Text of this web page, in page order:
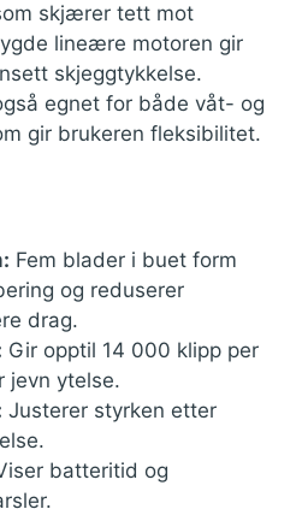
skjærer tett mot
lineære motoren gir
skjeggtykkelse.
egnet for både våt- og
gir brukeren fleksibilitet.
Fem blader i buet form
og reduserer
drag.
Gir opptil 14 000 klipp per
jevn ytelse.
Justerer styrken etter
batteritid og